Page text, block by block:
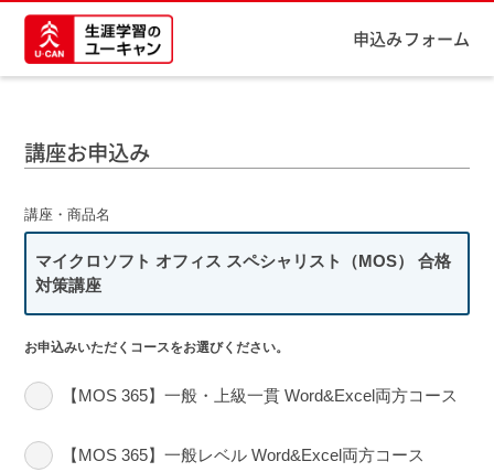
申込みフォーム
講座お申込み
講座・商品名
マイクロソフト オフィス スペシャリスト（MOS） 合格
対策講座
お申込みいただくコースをお選びください。
【MOS 365】一般・上級一貫 Word&Excel両方コース
【MOS 365】一般レベル Word&Excel両方コース